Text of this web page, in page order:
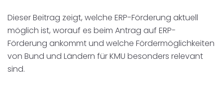
Dieser Beitrag zeigt, welche ERP-Förderung aktuell
möglich ist, worauf es beim Antrag auf ERP-
Förderung ankommt und welche Fördermöglichkeiten
von Bund und Ländern für KMU besonders relevant
sind.